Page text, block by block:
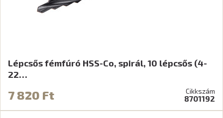
Lépcsős fémfúró HSS-Co, spirál, 10 lépcsős (4-
22…
7 820 Ft Cikkszám
8701192